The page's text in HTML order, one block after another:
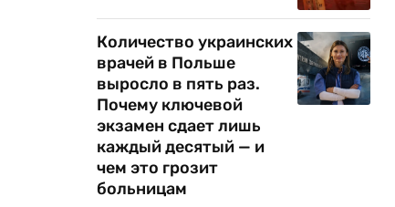
Количество украинских
врачей в Польше
выросло в пять раз.
Почему ключевой
экзамен сдает лишь
каждый десятый — и
чем это грозит
больницам